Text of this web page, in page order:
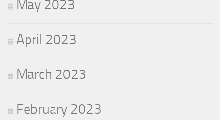
May 2023
April 2023
March 2023
February 2023